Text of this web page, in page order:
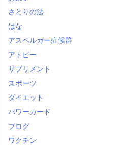
さとりの法
はな
アスペルガー症候群
アトピー
サプリメント
スポーツ
ダイエット
パワーカード
ブログ
ワクチン